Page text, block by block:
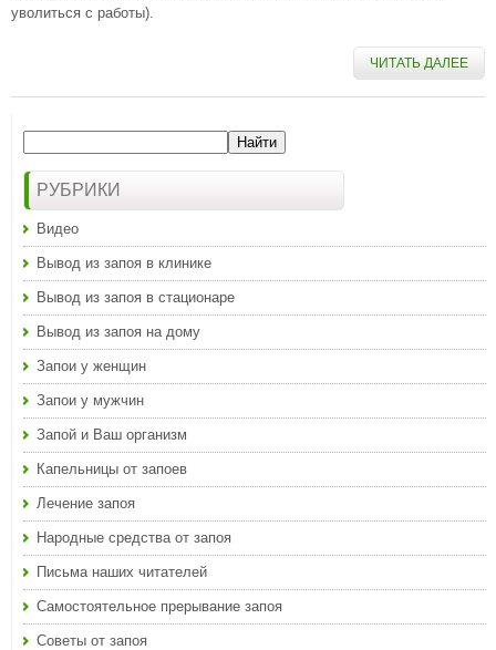
уволиться с работы).
ЧИТАТЬ ДАЛЕЕ
РУБРИКИ
Видео
Вывод из запоя в клинике
Вывод из запоя в стационаре
Вывод из запоя на дому
Запои у женщин
Запои у мужчин
Запой и Ваш организм
Капельницы от запоев
Лечение запоя
Народные средства от запоя
Письма наших читателей
Самостоятельное прерывание запоя
Советы от запоя